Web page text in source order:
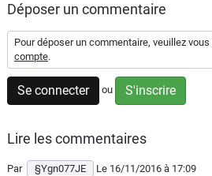
Utilitaires
Flottes
Auto
Déposer un commentaire
Pour déposer un commentaire, veuillez vous
compte.
Se connecter ou S'inscrire
Lire les commentaires
Par §Ygn077JE Le 16/11/2016 à 17:09